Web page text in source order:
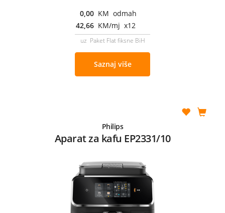
0,00 KM odmah
42,66 KM/mj x12
uz Paket Flat fiksne BiH
Saznaj više
Philips
Aparat za kafu EP2331/10